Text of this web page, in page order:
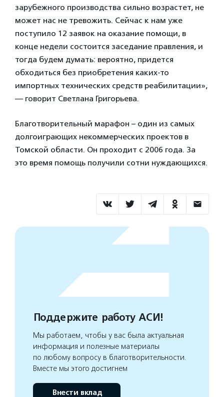
зарубежного производства сильно возрастет, не
может нас не тревожить. Сейчас к нам уже
поступило 12 заявок на оказание помощи, в
конце недели состоится заседание правления, и
тогда будем думать: вероятно, придется
обходиться без приобретения каких-то
импортных технических средств реабилитации»,
— говорит Светлана Григорьева.
Благотворительный марафон – один из самых
долгоиграющих некоммерческих проектов в
Томской области. Он проходит с 2006 года. За
это время помощь получили сотни нуждающихся.
Поддержите работу АСИ!
Мы работаем, чтобы у вас была актуальная
информация и полезные материалы
по любому вопросу в благотворительности.
Вместе мы этого достигнем
Внести вклад